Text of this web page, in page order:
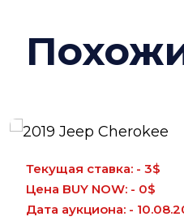
Текущая ставка: - 3$
Цена BUY NOW: - 0$
Дата аукциона: -